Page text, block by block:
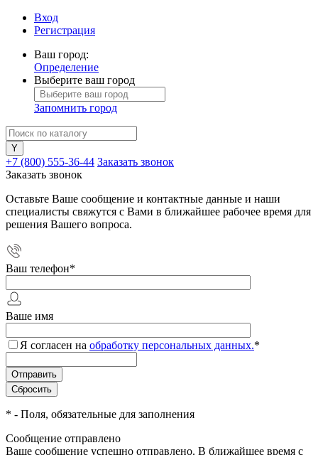
Вход
Регистрация
Ваш город:
Определение
Выберите ваш город
Запомнить город
+7 (800) 555-36-44 Заказать звонок
Заказать звонок
Оставьте Ваше сообщение и контактные данные и наши
специалисты свяжутся с Вами в ближайшее рабочее время для
решения Вашего вопроса.
Ваш телефон*
Ваше имя
Я согласен на обработку персональных данных.*
* - Поля, обязательные для заполнения
Сообщение отправлено
Ваше сообщение успешно отправлено. В ближайшее время с